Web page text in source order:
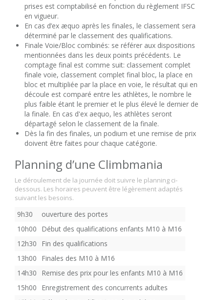
prises est comptabilisé en fonction du règlement IFSC
en vigueur.
En cas d’ex æquo après les finales, le classement sera
déterminé par le classement des qualifications.
Finale Voie/Bloc combinés: se référer aux dispositions
mentionnées dans les deux points précédents. Le
comptage final est comme suit: classement complet
finale voie, classement complet final bloc, la place en
bloc et multipliée par la place en voie, le résultat qui en
découle est comparé entre les athlètes, le nombre le
plus faible étant le premier et le plus élevé le dernier de
la finale. En cas d'ex aequo, les athlètes seront
départagé selon le classement de la finale.
Dès la fin des finales, un podium et une remise de prix
doivent être faites pour chaque catégorie.
Planning d’une Climbmania
Le déroulement de la journée doit suivre le planning ci-
dessous. Les horaires peuvent être légèrement adaptés
suivant les besoins.
9h30
ouverture des portes
10h00
Début des qualifications enfants M10 à M16
12h30
Fin des qualifications
13h00
Finales des M10 à M16
14h30
Remise des prix pour les enfants M10 à M16
15h00
Enregistrement des concurrents adultes